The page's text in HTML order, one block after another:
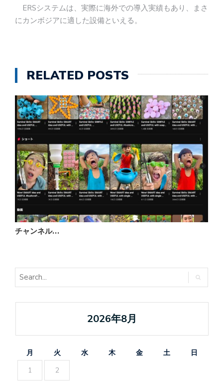
ERSシステムは、実際に海外での導入実績もあり、まさ
にカンボジアに適した設備といえる。
RELATED POSTS
チャンネル…
2026年8月
月 火 水 木 金 土
日
1
2